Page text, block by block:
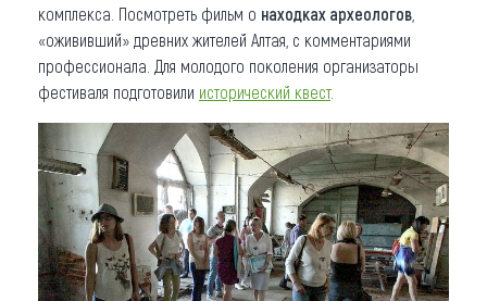
комплекса. Посмотреть фильм о находках археологов
«ожививший» древних жителей Алтая, с комментариями
профессионала. Для молодого поколения организаторы
фестиваля подготовили исторический квест.